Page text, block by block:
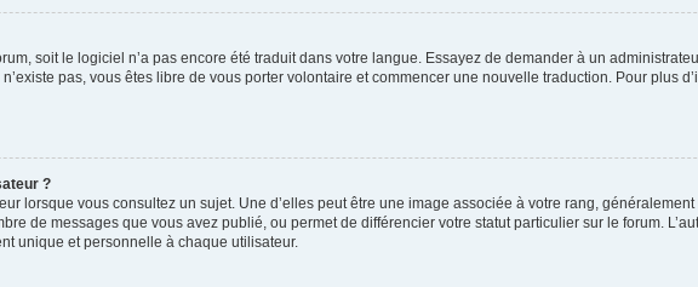
soit le logiciel n’a pas encore été traduit dans votre langue. Essayez de demander à un
pas, vous êtes libre de vous porter volontaire et commencer une nouvelle traduction. Pour plus
?
lorsque vous consultez un sujet. Une d’elles peut être une image associée à votre rang,
de messages que vous avez publié, ou permet de différencier votre statut particulier sur le forum.
unique et personnelle à chaque utilisateur.